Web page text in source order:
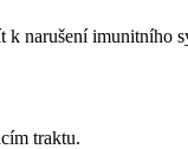
narušení imunitního
traktu.